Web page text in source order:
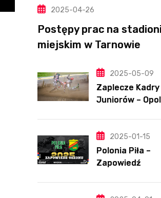
2025-04-26
Postępy prac na
miejskim w Tarnowie
2025-05-09
Zaplecze Kadry
Juniorów –
2025-01-15
Polonia Piła –
Zapowiedź